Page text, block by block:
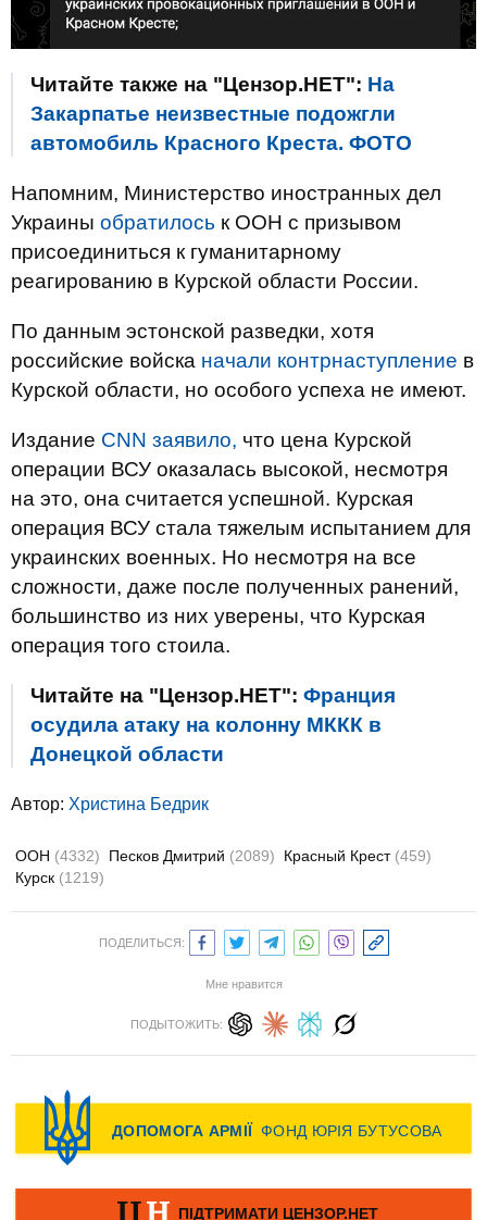
Читайте также на "Цензор.НЕТ": На
Закарпатье неизвестные подожгли
автомобиль Красного Креста. ФОТО
Напомним, Министерство иностранных дел
Украины обратилось к ООН с призывом
присоединиться к гуманитарному
реагированию в Курской области России.
По данным эстонской разведки, хотя
российские войска начали контрнаступление в
Курской области, но особого успеха не имеют.
Издание CNN заявило, что цена Курской
операции ВСУ оказалась высокой, несмотря
на это, она считается успешной. Курская
операция ВСУ стала тяжелым испытанием для
украинских военных. Но несмотря на все
сложности, даже после полученных ранений,
большинство из них уверены, что Курская
операция того стоила.
Читайте на "Цензор.НЕТ": Франция
осудила атаку на колонну МККК в
Донецкой области
Автор: Христина Бедрик
ООН (4332) Песков Дмитрий (2089) Красный Крест (459)
Курск (1219)
ПОДЕЛИТЬСЯ:
Мне нравится
ПОДЫТОЖИТЬ: